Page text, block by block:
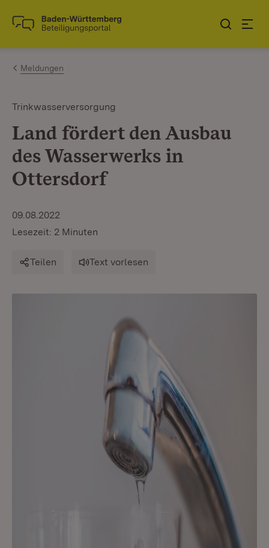
Zum Inhalt springen
Link zur Startseite
Meldungen
Trinkwasserversorgung
Land fördert den Ausbau
des Wasserwerks in
Ottersdorf
09.08.2022
Lesezeit: 2 Minuten
Teilen Text vorlesen